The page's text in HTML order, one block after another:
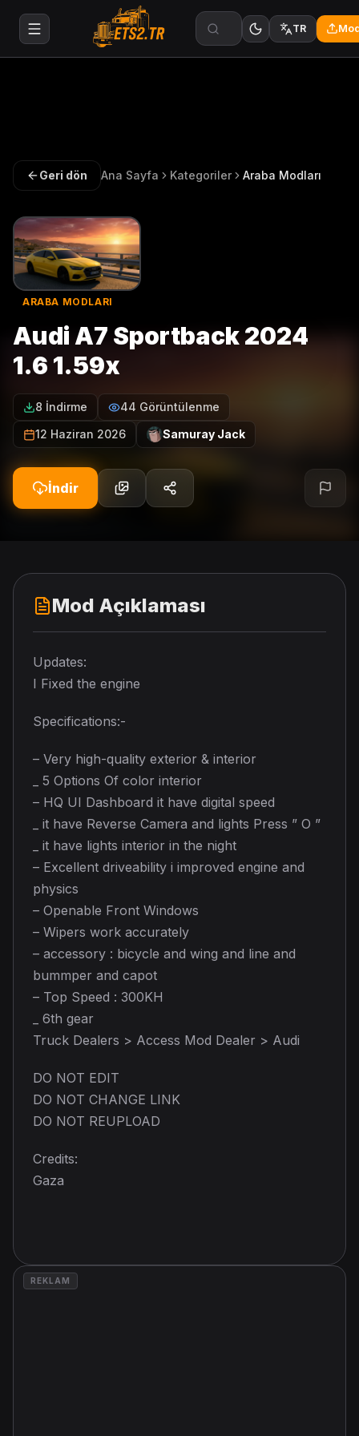
TR
Geri dön Ana Sayfa Kategoriler Araba Modları
ARABA MODLARI
Audi A7 Sportback 2024
1.6 1.59x
8 İndirme
44 Görüntülenme
12 Haziran 2026
Samuray Jack
İndir
Mod Açıklaması
Updates:
I Fixed the engine
Specifications:-
– Very high-quality exterior & interior
_ 5 Options Of color interior
– HQ UI Dashboard it have digital speed
_ it have Reverse Camera and lights Press ” O ”
_ it have lights interior in the night
– Excellent driveability i improved engine and
physics
– Openable Front Windows
– Wipers work accurately
– accessory : bicycle and wing and line and
bummper and capot
– Top Speed : 300KH
_ 6th gear
Truck Dealers > Access Mod Dealer > Audi
DO NOT EDIT
DO NOT CHANGE LINK
DO NOT REUPLOAD
Credits:
Gaza
REKLAM